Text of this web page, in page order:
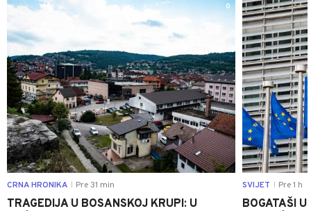
0
CRNA HRONIKA Pre 31 min
TRAGEDIJA U BOSANSKOJ KRUPI: U
SVIJET Pre 1 h
BOGATAŠI